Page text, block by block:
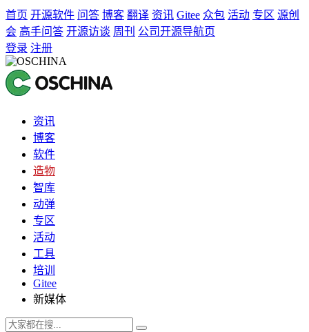
首页 开源软件 问答 博客 翻译 资讯 Gitee 众包 活动 专区 源创
会 高手问答 开源访谈 周刊 公司开源导航页
登录 注册
资讯
博客
软件
造物
智库
动弹
专区
活动
工具
培训
Gitee
新媒体